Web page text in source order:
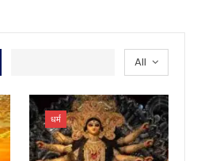
All
धर्म